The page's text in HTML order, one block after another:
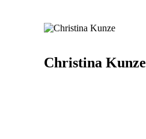
Christina Kunze